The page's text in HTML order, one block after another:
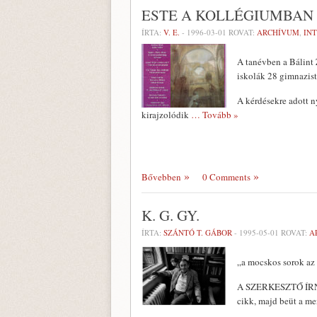
ESTE A KOLLÉGIUMBAN
ÍRTA: V. E. - 1996-03-01 ROVAT: ARCHÍVUM,
A tanévben a Bálint
iskolák 28
A kérdésekre adott
kirajzolódik … Tovább »
Bővebben 0 Comments
K. G. GY.
ÍRTA: SZÁNTÓ T. GÁBOR - 1995-05-01 ROVAT:
„a mocskos sorok
A SZERKESZTŐ
cikk, majd beüt a